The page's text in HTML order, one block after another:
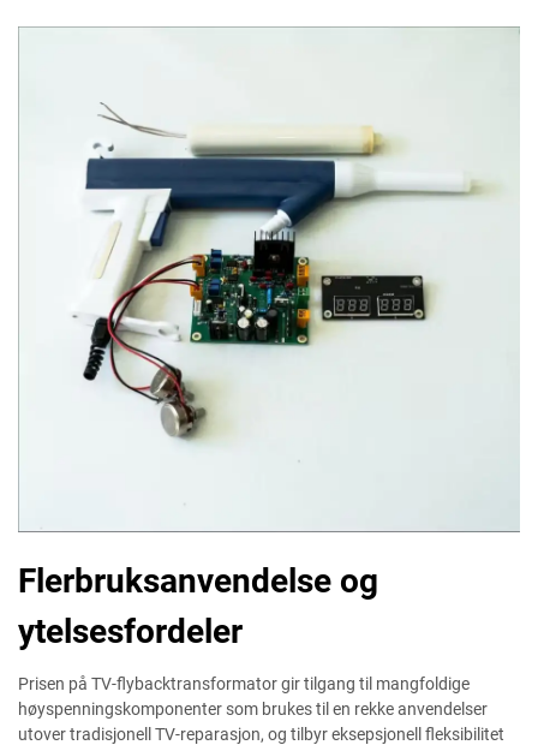
Flerbruksanvendelse og
ytelsesfordeler
Prisen på TV-flybacktransformator gir tilgang til mangfoldige
høyspenningskomponenter som brukes til en rekke anvendelser
utover tradisjonell TV-reparasjon, og tilbyr eksepsjonell fleksibilitet